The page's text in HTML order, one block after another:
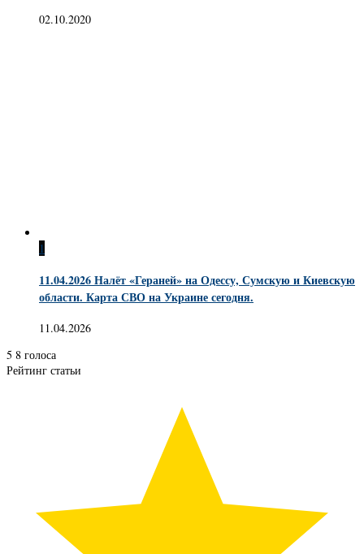
02.10.2020
1
11.04.2026 Налёт «Гераней» на Одессу, Сумскую и Киевскую
области. Карта СВО на Украине сегодня.
11.04.2026
5 8 голоса
Рейтинг статьи